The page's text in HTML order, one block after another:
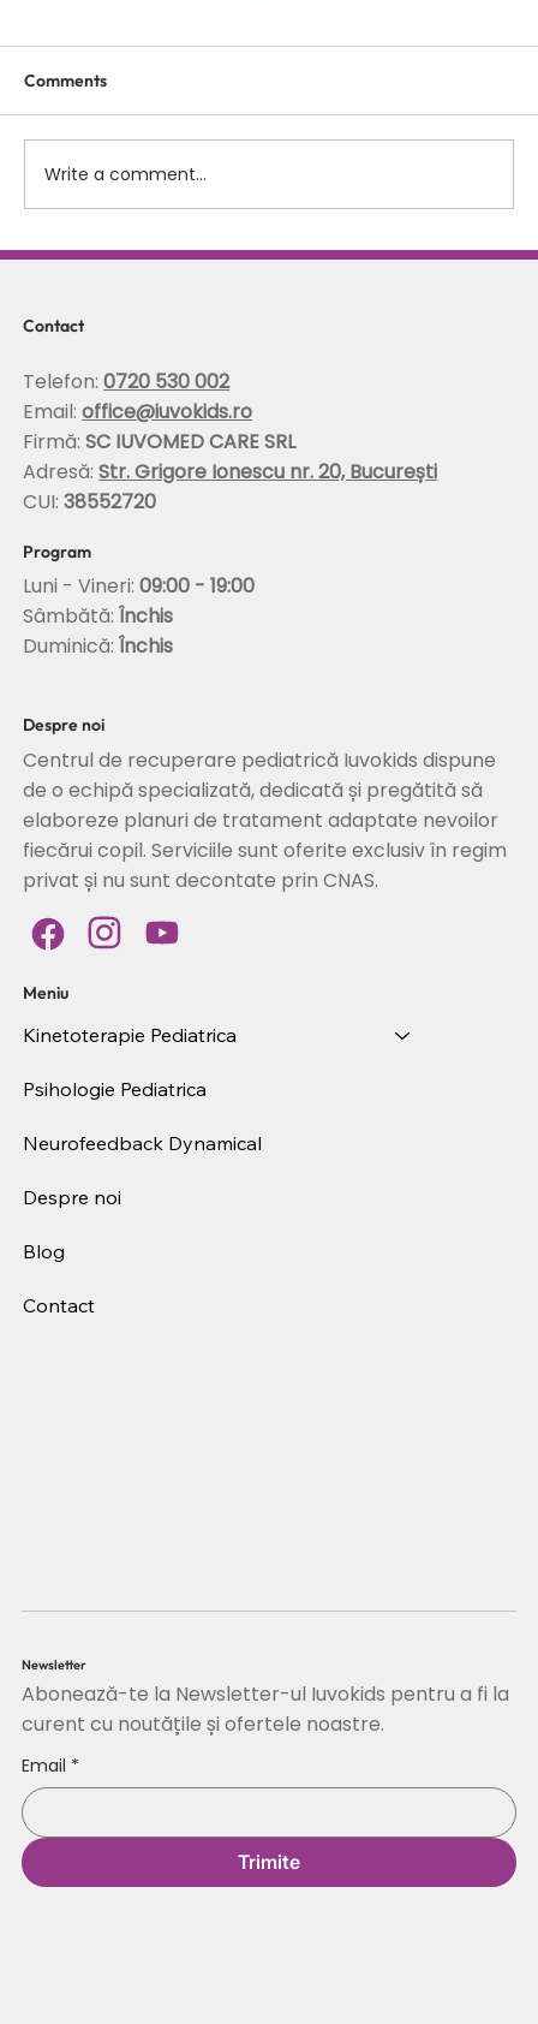
Scolioza la copii: rolul terapiei Schroth in
coloanei
Comments
Write a comment...
Newsletter
Abonează-te la Newsletter-ul Iuvokids pentru a fi la
curent cu noutățile și ofertele noastre.
Email *
Trimite
Meniu
Kinetoterapie Pediatrica
Psihologie Pediatrica
Neurofeedback Dynamical
Despre noi
Blog
Contact
Despre noi
Centrul de recuperare pediatrică Iuvokids dispune
de o echipă specializată, dedicată și pregătită să
elaboreze planuri de tratament adaptate nevoilor
fiecărui copil. Serviciile sunt oferite exclusiv în regim
privat și nu sunt decontate prin CNAS.
Program
Luni - Vineri:09:00 - 19:00
Sâmbătă:Închis
Duminică: Închis
Contact
Telefon:0720 530 002
Email:office@iuvokids.ro
Firmă:SC IUVOMED CARE SRL
Adresă:Str. Grigore Ionescu nr. 20, București
CUI:38552720